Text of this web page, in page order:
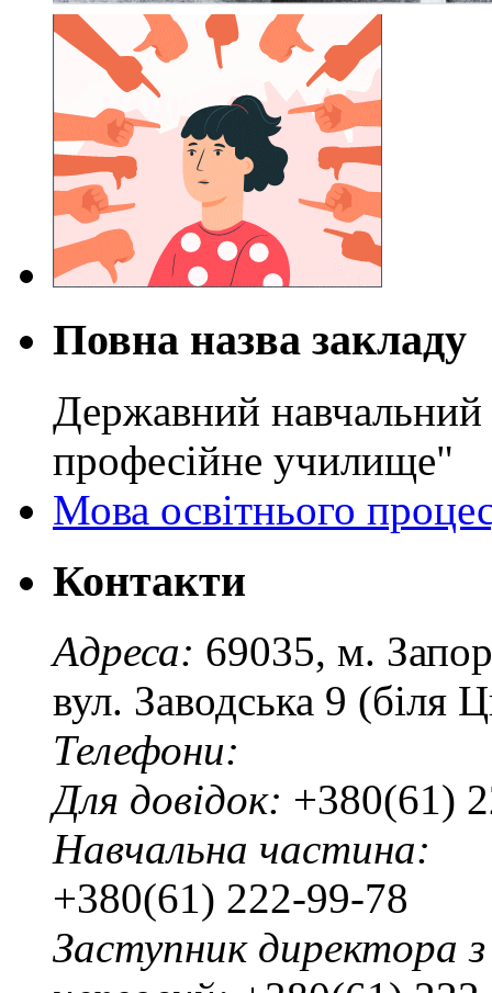
Повна назва закладу
Державний навчальний
професійне училище"
Мова освітнього
Контакти
Адреса: 69035, м.
вул. Заводська 9 (біля
Телефони:
Для довідок: +380(61)
Навчальна частина:
+380(61) 222-99-78
Заступник директора